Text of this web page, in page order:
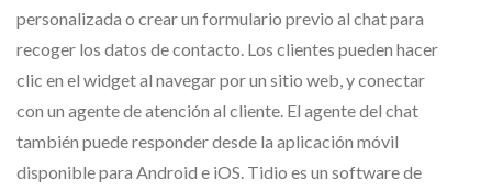
personalizada o crear un formulario previo al chat para
recoger los datos de contacto. Los clientes pueden hacer
clic en el widget al navegar por un sitio web, y conectar
con un agente de atención al cliente. El agente del chat
también puede responder desde la aplicación móvil
disponible para Android e iOS. Tidio es un software de